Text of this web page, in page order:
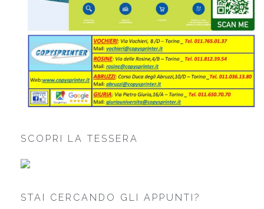
SCOPRI LA TESSERA
STAI CERCANDO GLI APPUNTI?